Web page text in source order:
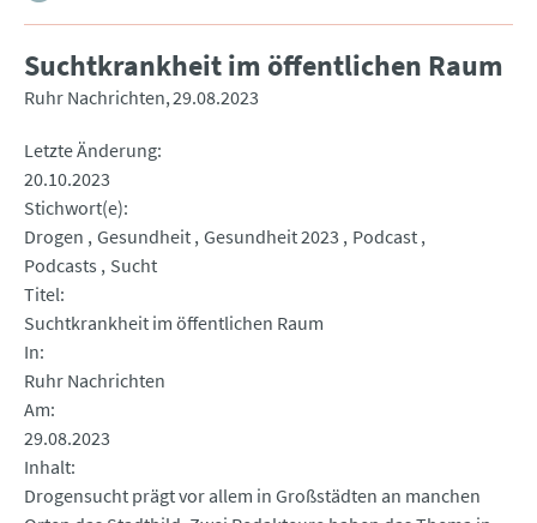
Suchtkrankheit im öffentlichen Raum
Ruhr Nachrichten 29.08.2023
Letzte Änderung
20.10.2023
Stichwort(e)
Drogen Gesundheit Gesundheit 2023
Podcast
Podcasts
Sucht
Titel
Suchtkrankheit im öffentlichen Raum
In
Ruhr Nachrichten
Am
29.08.2023
Inhalt
Drogensucht prägt vor allem in Großstädten an manchen